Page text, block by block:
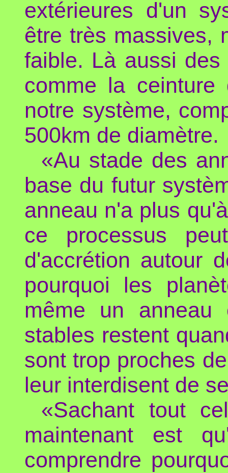
extérieures d'un
être très massives,
faible. Là aussi des
comme la
notre système,
500km de diamètre.
«Au stade des
base du futur
anneau n'a plus
ce processus
d'accrétion autour
pourquoi les
même un anneau
stables restent
sont trop proches
leur interdisent de
«Sachant tout
maintenant est
comprendre